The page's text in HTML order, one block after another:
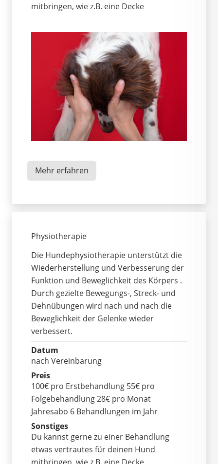
mitbringen, wie z.B. eine Decke
Mehr erfahren
Physiotherapie
Die Hundephysiotherapie unterstützt die
Wiederherstellung und Verbesserung der
Funktion und Beweglichkeit des Körpers .
Durch gezielte Bewegungs-, Streck- und
Dehnübungen wird nach und nach die
Beweglichkeit der Gelenke wieder
verbessert.
Datum
nach Vereinbarung
Preis
100€ pro Erstbehandlung 55€ pro
Folgebehandlung 28€ pro Monat
Jahresabo 6 Behandlungen im Jahr
Sonstiges
Du kannst gerne zu einer Behandlung
etwas vertrautes für deinen Hund